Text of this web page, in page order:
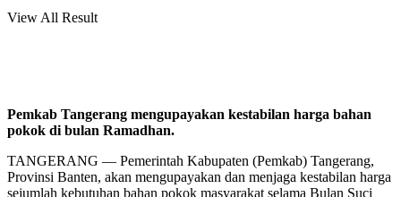
View All Result
Pemkab Tangerang mengupayakan kestabilan harga bahan
pokok di bulan Ramadhan.
TANGERANG — Pemerintah Kabupaten (Pemkab) Tangerang,
Provinsi Banten, akan mengupayakan dan menjaga kestabilan harga
sejumlah kebutuhan bahan pokok masyarakat selama Bulan Suci